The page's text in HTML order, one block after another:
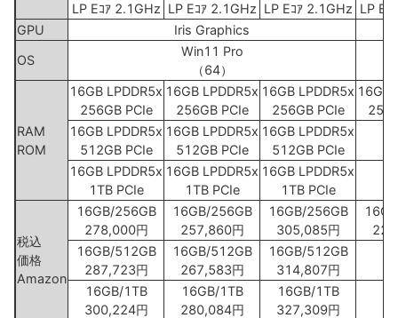
LP Eｺｱ 2.1GHz LP Eｺｱ 2.1GHz LP Eｺｱ 2.1GHz LP Eｺ
GPU
Iris Graphics
OS
Win11 Pro
（64）
RAM
ROM
16GB LPDDR5x
256GB PCIe
16GB LPDDR5x
256GB PCIe
16GB LPDDR5x
256GB PCIe
16GB
16GB LPDDR5x
512GB PCIe
16GB LPDDR5x
512GB PCIe
16GB LPDDR5x
512GB PCIe
16GB LPDDR5x
1TB PCIe
16GB LPDDR5x
1TB PCIe
16GB LPDDR5x
1TB PCIe
税込
価格
Amazon
16GB/256GB
278,000円
16GB/256GB
257,860円
16GB/256GB
305,085円
16GB/512GB
287,723円
16GB/512GB
267,583円
16GB/512GB
314,807円
16GB/1TB
300,224円
16GB/1TB
280,084円
16GB/1TB
327,309円